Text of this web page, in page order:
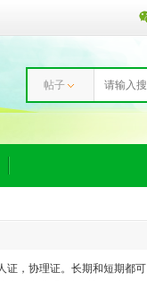
帖子
证，协理证。长期和短期都可